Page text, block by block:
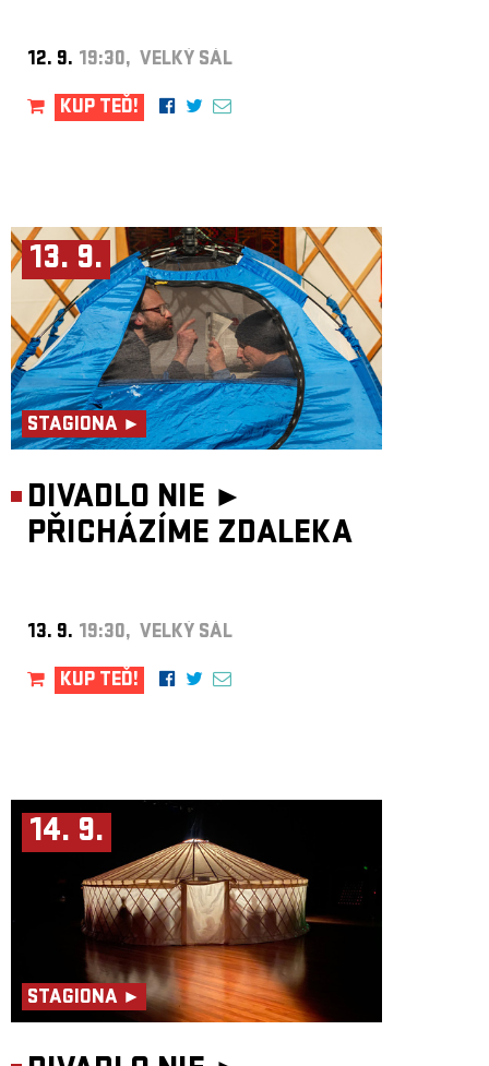
12. 9. 19:30, VELKÝ SÁL
KUP TEĎ!
13. 9.
STAGIONA ►
DIVADLO NIE ►
PŘICHÁZÍME ZDALEKA
13. 9. 19:30, VELKÝ SÁL
KUP TEĎ!
14. 9.
STAGIONA ►